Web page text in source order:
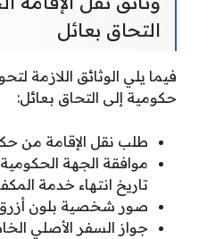
التحاق بعائل
فيما يلي الوثائق اللازمة
حكومية إلى التحاق بعائل:
طلب نقل الإقامة من
موافقة الجهة
تاريخ انتهاء خدمة
صور شخصية بلون أزرق عدد2
جواز السفر الأصلي